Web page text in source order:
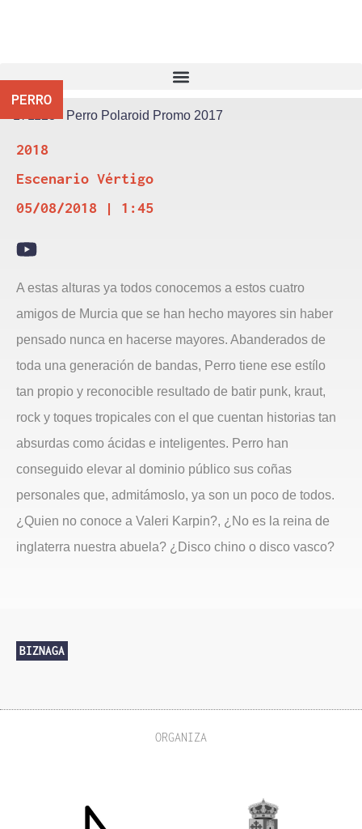
PERRO
2018
Escenario Vértigo
05/08/2018 | 1:45
A estas alturas ya todos conocemos a estos cuatro
amigos de Murcia que se han hecho mayores sin haber
pensado nunca en hacerse mayores. Abanderados de
toda una generación de bandas, Perro tiene ese estílo
tan propio y reconocible resultado de batir punk, kraut,
rock y toques tropicales con el que cuentan historias tan
absurdas como ácidas e inteligentes. Perro han
conseguido elevar al dominio público sus coñas
personales que, admitámoslo, ya son un poco de todos.
¿Quien no conoce a Valeri Karpin?, ¿No es la reina de
inglaterra nuestra abuela? ¿Disco chino o disco vasco?
BIZNAGA
ORGANIZA